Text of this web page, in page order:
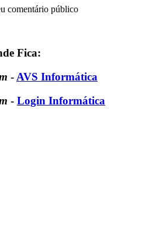
comentário público
Fica:
- AVS Informática
- Login Informática